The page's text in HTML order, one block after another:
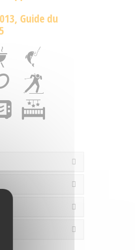
Guide du